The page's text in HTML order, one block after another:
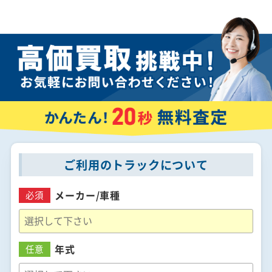
ご利用のトラックについて
必須 メーカー/車種
任意 年式